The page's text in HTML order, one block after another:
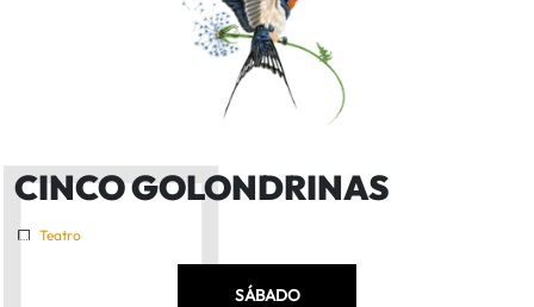
CINCO GOLONDRINAS
Teatro
SÁBADO